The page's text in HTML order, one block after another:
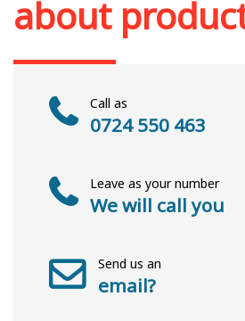
about
Call as
0724 550 463
Leave as your number
We will call you
Send us an
email?